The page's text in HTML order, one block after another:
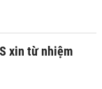
xin từ nhiệm